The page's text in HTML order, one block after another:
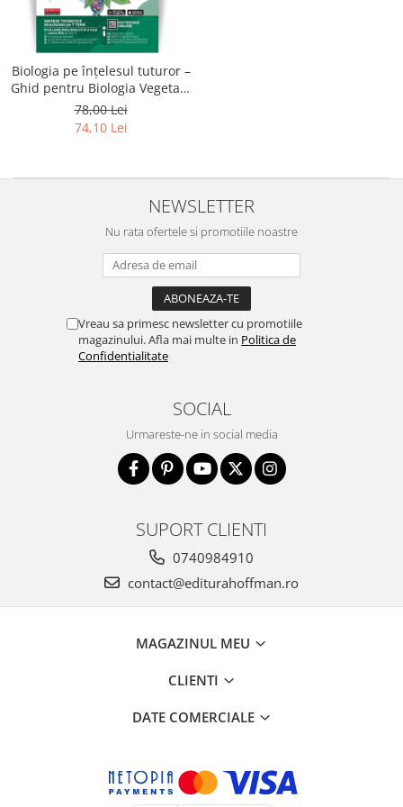
Literatura
Clasica
Contemporana
Moderna
Universala
Non-fictiune
Publicistica / Reportaje / Interviuri
Stiinte umaniste
Sociologie si filozofie
Biologia pe înțelesul tuturor –
Ghid pentru Biologia Vegetala
& Animala Bacalaureat 2026
78,00 Lei
74,10 Lei
NEWSLETTER
Nu rata ofertele si promotiile noastre
Vreau sa primesc newsletter cu promotiile
magazinului. Afla mai multe in Politica de
Confidentialitate
SOCIAL
Urmareste-ne in social media
SUPORT CLIENTI
0740984910
contact@editurahoffman.ro
MAGAZINUL MEU
CLIENTI
DATE COMERCIALE